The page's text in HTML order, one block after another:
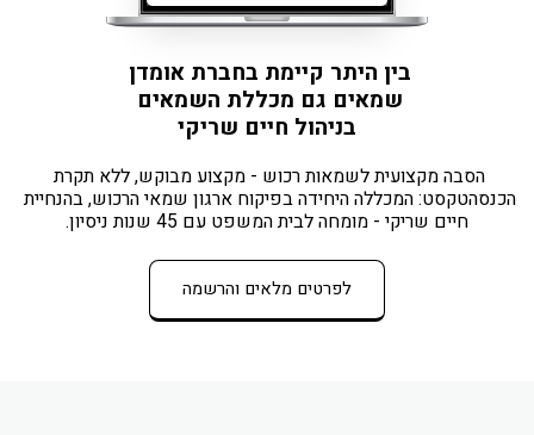
בין היתר קיימת בחברת אומדן
שמאים גם מכללת השמאים
בניהול חיים שריקי
הסבה מקצועית לשמאות רכוש - מקצוע מבוקש, ללא תקרת
הכנסהטקסט: המכללה היחידה בפיקוח ארגון שמאי הרכוש, בהנחיית
חיים שריקי - מומחה לבית המשפט עם 45 שנות ניסיון.
לפרטים מלאים והרשמה